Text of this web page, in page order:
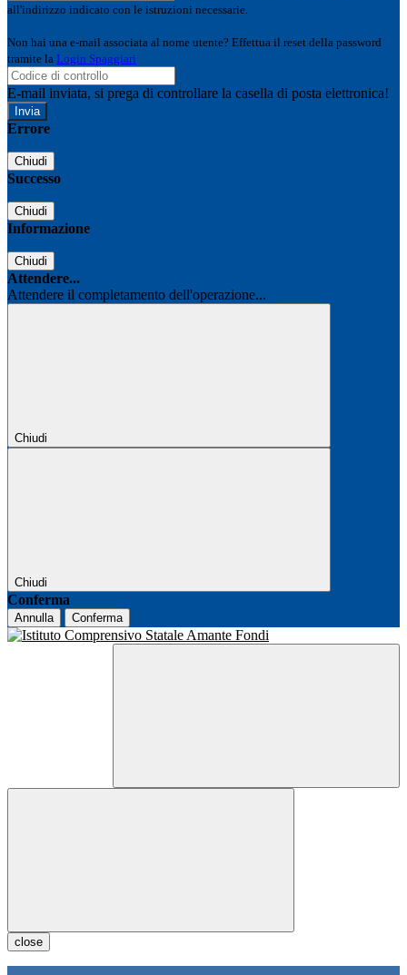
all'indirizzo indicato con le istruzioni necessarie.
Non hai una e-mail associata al nome utente? Effettua il reset della password
tramite la Login Spaggiari
E-mail inviata, si prega di controllare la casella di posta elettronica!
Errore
Chiudi
Successo
Chiudi
Informazione
Chiudi
Attendere...
Attendere il completamento dell'operazione...
Chiudi
Chiudi
Conferma
Annulla Conferma
close